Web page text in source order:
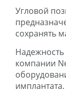
Угловой
сохранять
Надежность
компании
имплантата.